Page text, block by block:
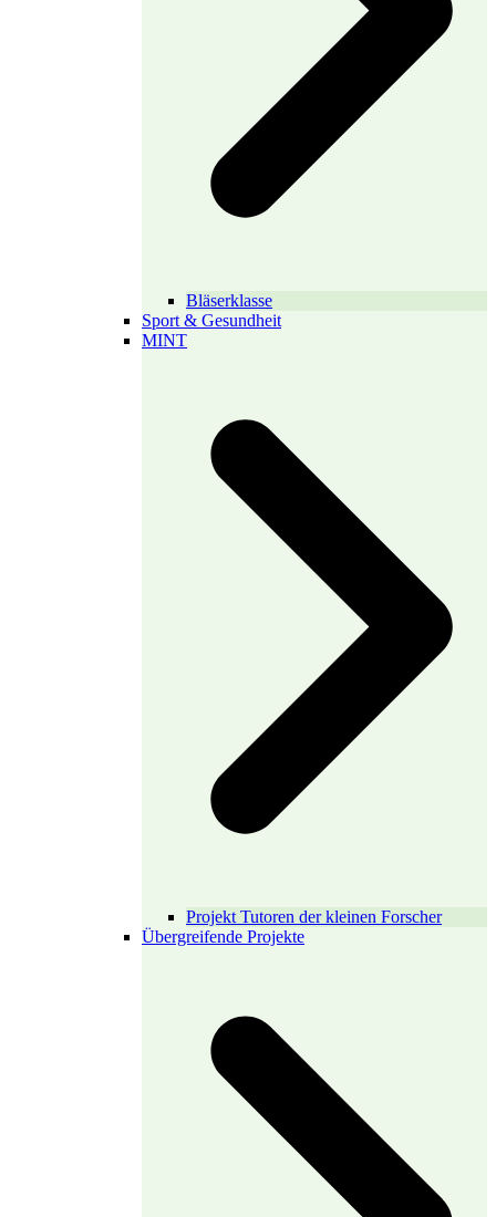
Bläserklasse
Sport & Gesundheit
MINT
Projekt Tutoren der kleinen Forscher
Übergreifende Projekte